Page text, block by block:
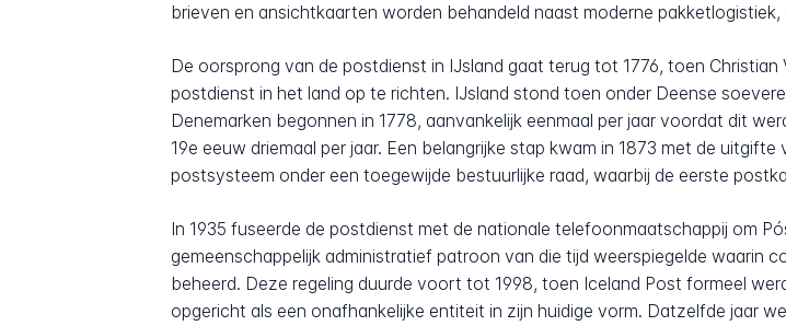
brieven en ansichtkaarten worden behandeld naast moderne
De oorsprong van de postdienst in IJsland gaat terug tot 1776, toen
postdienst in het land op te richten. IJsland stond toen onder Deense
Denemarken begonnen in 1778, aanvankelijk eenmaal per jaar voordat dit
19e eeuw driemaal per jaar. Een belangrijke stap kwam in 1873 met de
postsysteem onder een toegewijde bestuurlijke raad, waarbij de eerste
In 1935 fuseerde de postdienst met de nationale telefoonmaatschappij om
gemeenschappelijk administratief patroon van die tijd weerspiegelde waarin
beheerd. Deze regeling duurde voort tot 1998, toen Iceland Post formeel
opgericht als een onafhankelijke entiteit in zijn huidige vorm. Datzelfde jaar